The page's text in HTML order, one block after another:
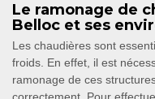
Le ramonage de
Belloc et ses
Les chaudières sont
froids. En effet, il est
ramonage de ces